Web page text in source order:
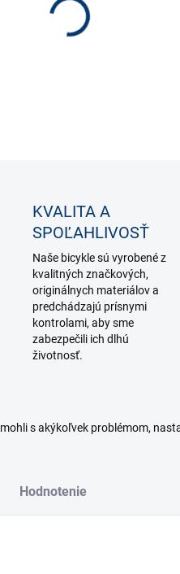
KVALITA A
SPOĽAHLIVOSŤ
Naše bicykle sú vyrobené z
kvalitných značkových,
originálnych materiálov a
predchádzajú prísnymi
kontrolami, aby sme
zabezpečili ich dlhú
životnosť.
s akýkoľvek problémom,
Hodnotenie